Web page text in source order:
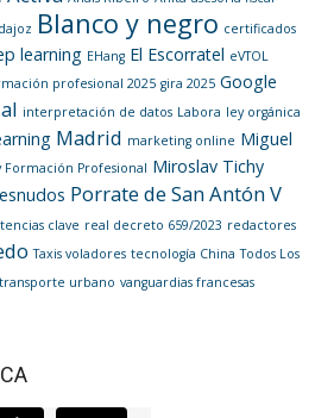
Blanco y negro certificados
learning EHang El Escorratel eVTOL
profesional 2025 gira 2025 Google
interpretación de datos Labora ley orgánica
Madrid marketing online Miguel
Profesional Miroslav Tichy
Porrate de San Antón V
clave real decreto 659/2023 redactores
Taxis voladores tecnología China Todos Los
transporte urbano vanguardias francesas